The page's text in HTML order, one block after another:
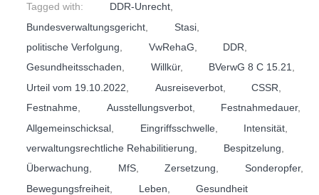
Tagged with: DDR-Unrecht,
Bundesverwaltungsgericht
Stasi,
politische Verfolgung
VwRehaG DDR
Gesundheitsschaden, Willkür, BVerwG 8 C 15.21,
Urteil vom 19.10.2022
Ausreiseverbot, CSSR
Festnahme
Ausstellungsverbot, Festnahmedauer,
Allgemeinschicksal
Eingriffsschwelle, Intensität
verwaltungsrechtliche Rehabilitierung
Bespitzelung
Überwachung, MfS, Zersetzung, Sonderopfer,
Bewegungsfreiheit
Leben Gesundheit